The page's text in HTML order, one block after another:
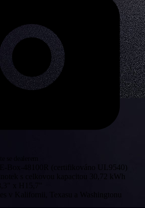
48100R (certifikováno UL9540)
s celkovou kapacitou 30,72 kWh
v Kalifornii, Texasu a Washingtonu